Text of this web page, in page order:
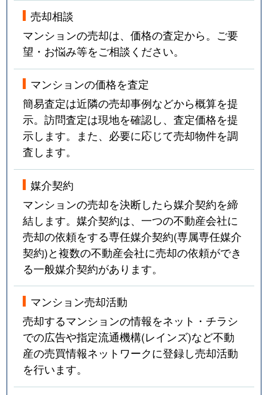
売却相談
マンションの売却は、価格の査定から。ご要
望・お悩み等をご相談ください。
マンションの価格を査定
簡易査定は近隣の売却事例などから概算を提
示。訪問査定は現地を確認し、査定価格を提
示します。また、必要に応じて売却物件を調
査します。
媒介契約
マンションの売却を決断したら媒介契約を締
結します。媒介契約は、一つの不動産会社に
売却の依頼をする専任媒介契約(専属専任媒介
契約)と複数の不動産会社に売却の依頼ができ
る一般媒介契約があります。
マンション売却活動
売却するマンションの情報をネット・チラシ
での広告や指定流通機構(レインズ)など不動
産の売買情報ネットワークに登録し売却活動
を行います。